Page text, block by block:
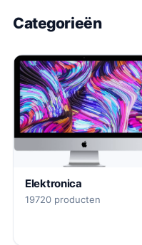
Categorieën
Elektronica
19720 producten